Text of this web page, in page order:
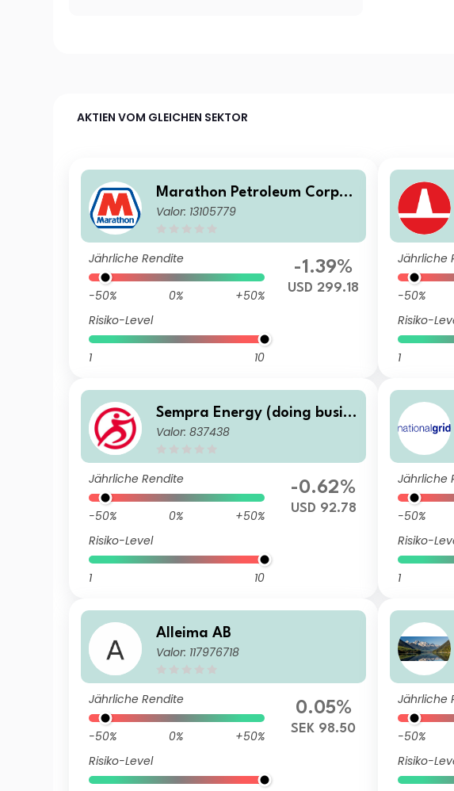
AKTIEN VOM GLEICHEN SEKTOR
Marathon Petroleum Corpor
ation
Valor: 13105779
Jährliche Rendite
-50% 0%
+50%
Risiko-Level
1 10
-1.39%
USD 299.18
Jährliche
-50%
Risiko-
1
Sempra Energy (doing busin
ess as Sempra)
Valor: 837438
Jährliche Rendite
-50% 0%
+50%
Risiko-Level
1 10
-0.62%
USD 92.78
Jährliche
-50%
Risiko-
1
Alleima AB
Valor: 117976718
Jährliche Rendite
-50% 0%
+50%
Risiko-Level
0.05%
SEK 98.50
Jährliche
-50%
Risiko-